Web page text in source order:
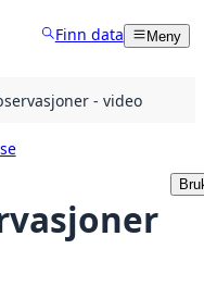
Finn data Meny
- video